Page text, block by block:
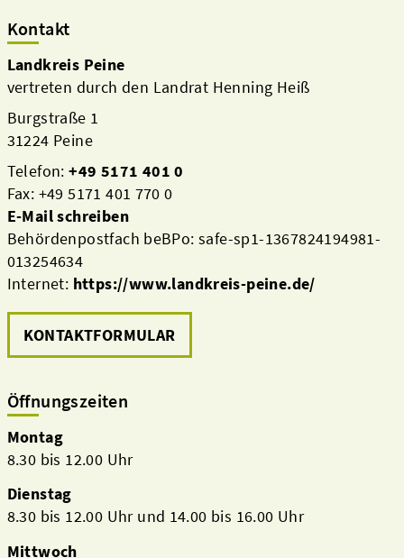
Kontakt
Landkreis Peine
vertreten durch den Landrat Henning Heiß
Burgstraße 1
31224 Peine
Telefon:+49 5171 401 0
Fax: +49 5171 401 770 0
E-Mail schreiben
Behördenpostfach beBPo: safe-sp1-1367824194981-
013254634
Internet: https://www.landkreis-peine.de/
KONTAKTFORMULAR
Öffnungszeiten
Montag
8.30 bis 12.00 Uhr
Dienstag
8.30 bis 12.00 Uhr und 14.00 bis 16.00 Uhr
Mittwoch